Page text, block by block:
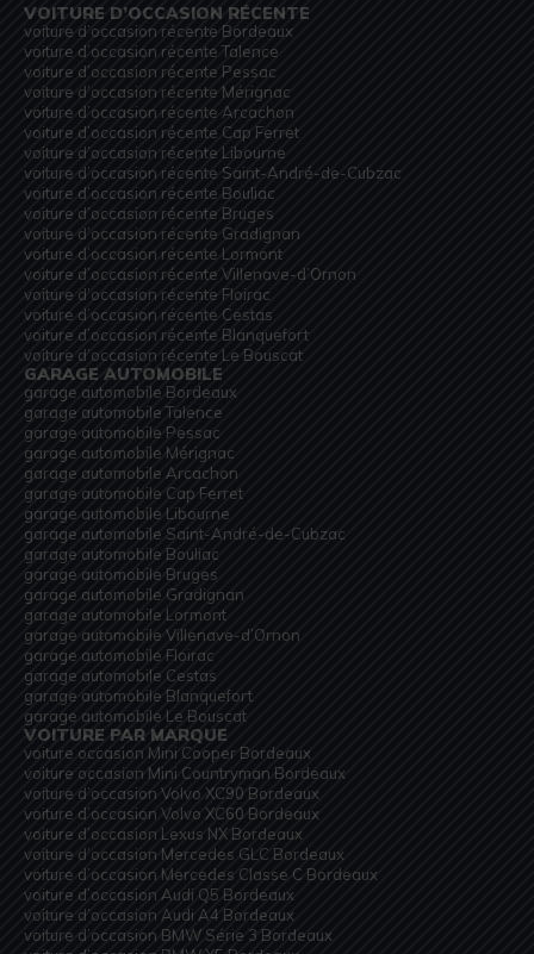
VOITURE D’OCCASION RÉCENTE
voiture d’occasion récente Bordeaux
voiture d’occasion récente Talence
voiture d’occasion récente Pessac
voiture d’occasion récente Mérignac
voiture d’occasion récente Arcachon
voiture d’occasion récente Cap Ferret
voiture d’occasion récente Libourne
voiture d’occasion récente Saint-André-de-Cubzac
voiture d’occasion récente Bouliac
voiture d’occasion récente Bruges
voiture d’occasion récente Gradignan
voiture d’occasion récente Lormont
voiture d’occasion récente Villenave-d’Ornon
voiture d’occasion récente Floirac
voiture d’occasion récente Cestas
voiture d’occasion récente Blanquefort
voiture d’occasion récente Le Bouscat
GARAGE AUTOMOBILE
garage automobile Bordeaux
garage automobile Talence
garage automobile Pessac
garage automobile Mérignac
garage automobile Arcachon
garage automobile Cap Ferret
garage automobile Libourne
garage automobile Saint-André-de-Cubzac
garage automobile Bouliac
garage automobile Bruges
garage automobile Gradignan
garage automobile Lormont
garage automobile Villenave-d’Ornon
garage automobile Floirac
garage automobile Cestas
garage automobile Blanquefort
garage automobile Le Bouscat
VOITURE PAR MARQUE
voiture occasion Mini Cooper Bordeaux
voiture occasion Mini Countryman Bordeaux
voiture d’occasion Volvo XC90 Bordeaux
voiture d’occasion Volvo XC60 Bordeaux
voiture d’occasion Lexus NX Bordeaux
voiture d’occasion Mercedes GLC Bordeaux
voiture d’occasion Mercedes Classe C Bordeaux
voiture d’occasion Audi Q5 Bordeaux
voiture d’occasion Audi A4 Bordeaux
voiture d’occasion BMW Série 3 Bordeaux